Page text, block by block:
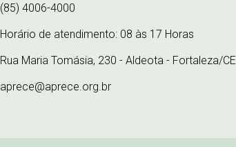
(85) 4006-4000
Horário de atendimento: 08 às 17 Horas
Rua Maria Tomásia, 230 - Aldeota - Fortaleza/CE
aprece@aprece.org.br